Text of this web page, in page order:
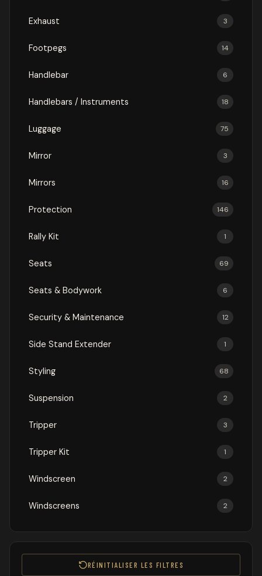
Exhaust 3
Footpegs 14
Handlebar 6
Handlebars / Instruments 18
Luggage 75
Mirror 3
Mirrors 16
Protection 146
Rally Kit 1
Seats 69
Seats & Bodywork 6
Security & Maintenance 12
Side Stand Extender 1
Styling 68
Suspension 2
Tripper 3
Tripper Kit 1
Windscreen 2
Windscreens 2
RÉINITIALISER LES FILTRES